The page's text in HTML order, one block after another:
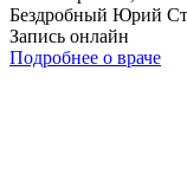
Бездробный Юрий
Запись онлайн
Подробнее о враче